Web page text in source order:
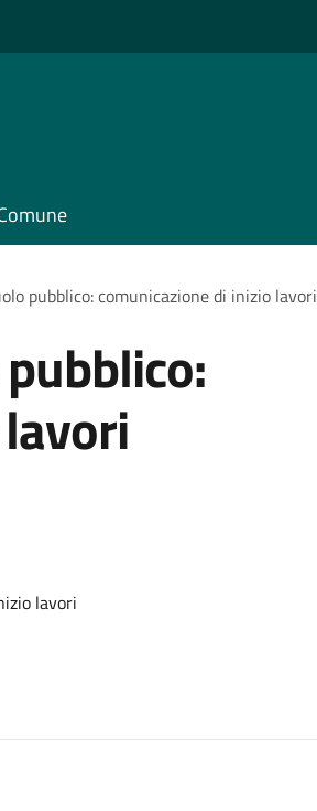
pubblico: comunicazione di inizio lavori
lavori